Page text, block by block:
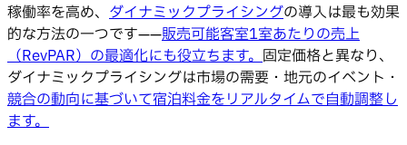
稼働率を高め、 ダイナミックプライシングの導入は最も効果
的な方法の一つです——販売可能客室1室あたりの売上
（RevPAR）の最適化にも役立ちます。 固定価格と異なり、
ダイナミックプライシングは市場の需要・地元のイベント・
競合の動向に基づいて宿泊料金をリアルタイムで自動調整し
ます。